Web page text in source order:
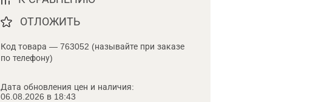
ОТЛОЖИТЬ
Код товара — 763052 (называйте при заказе
по телефону)
Дата обновления цен и наличия:
06.08.2026 в 18:43